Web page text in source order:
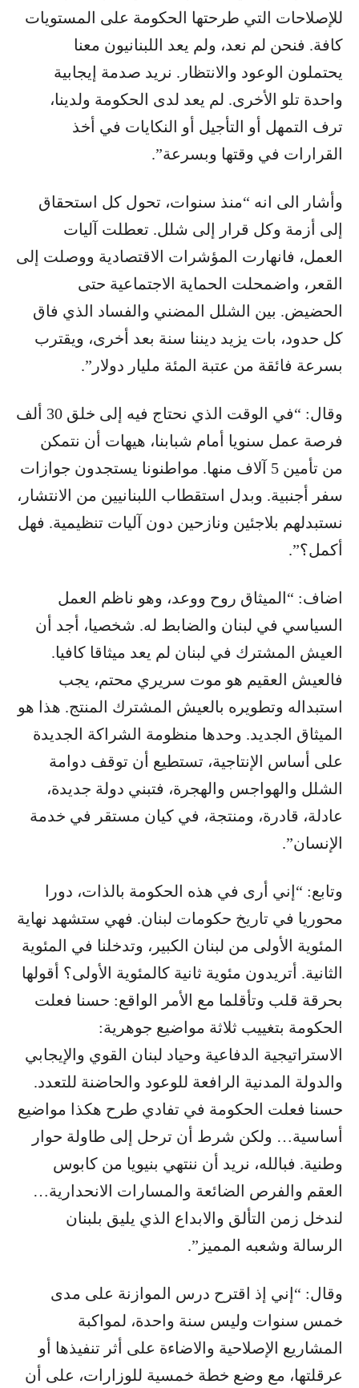
للإصلاحات التي طرحتها الحكومة على المستويات
كافة. فنحن لم نعد، ولم يعد اللبنانيون معنا
يحتملون الوعود والانتظار. نريد صدمة إيجابية
واحدة تلو الأخرى. لم يعد لدى الحكومة ولدينا،
ترف التمهل أو التأجيل أو النكايات في أخذ
القرارات في وقتها وبسرعة”.
وأشار الى انه “منذ سنوات، تحول كل استحقاق
إلى أزمة وكل قرار إلى شلل. تعطلت آليات
العمل، فانهارت المؤشرات الاقتصادية ووصلت إلى
القعر، واضمحلت الحماية الاجتماعية حتى
الحضيض. بين الشلل المضني والفساد الذي فاق
كل حدود، بات يزيد ديننا سنة بعد أخرى، ويقترب
بسرعة فائقة من عتبة المئة مليار دولار”.
وقال: “في الوقت الذي نحتاج فيه إلى خلق 30 ألف
فرصة عمل سنويا أمام شبابنا، هيهات أن نتمكن
من تأمين 5 آلاف منها. مواطنونا يستجدون جوازات
سفر أجنبية. وبدل استقطاب اللبنانيين من الانتشار،
نستبدلهم بلاجئين ونازحين دون آليات تنظيمية. فهل
أكمل؟”.
اضاف: “الميثاق روح ووعد، وهو ناظم العمل
السياسي في لبنان والضابط له. شخصيا، أجد أن
العيش المشترك في لبنان لم يعد ميثاقا كافيا.
فالعيش العقيم هو موت سريري محتم، يجب
استبداله وتطويره بالعيش المشترك المنتج. هذا هو
الميثاق الجديد. وحدها منظومة الشراكة الجديدة
على أساس الإنتاجية، تستطيع أن توقف دوامة
الشلل والهواجس والهجرة، فتبني دولة جديدة،
عادلة، قادرة، ومنتجة، في كيان مستقر في خدمة
الإنسان”.
وتابع: “إني أرى في هذه الحكومة بالذات، دورا
محوريا في تاريخ حكومات لبنان. فهي ستشهد نهاية
المئوية الأولى من لبنان الكبير، وتدخلنا في المئوية
الثانية. أتريدون مئوية ثانية كالمئوية الأولى؟ أقولها
بحرقة قلب وتأقلما مع الأمر الواقع: حسنا فعلت
الحكومة بتغييب ثلاثة مواضيع جوهرية:
الاستراتيجية الدفاعية وحياد لبنان القوي والإيجابي
والدولة المدنية الرافعة للوعود والحاضنة للتعدد.
حسنا فعلت الحكومة في تفادي طرح هكذا مواضيع
أساسية… ولكن شرط أن ترحل إلى طاولة حوار
وطنية. فبالله، نريد أن ننتهي بنيويا من كابوس
العقم والفرص الضائعة والمسارات الانحدارية…
لندخل زمن التألق والابداع الذي يليق بلبنان
الرسالة وشعبه المميز”.
وقال: “إني إذ اقترح درس الموازنة على مدى
خمس سنوات وليس سنة واحدة، لمواكبة
المشاريع الإصلاحية والاضاءة على أثر تنفيذها أو
عرقلتها، مع وضع خطة خمسية للوزارات، على أن